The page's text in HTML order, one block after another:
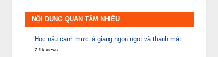
NỘI DUNG QUAN TÂM NHIỀU
Học nấu canh mực lá giang ngon ngọt và thanh mát
2.9k views